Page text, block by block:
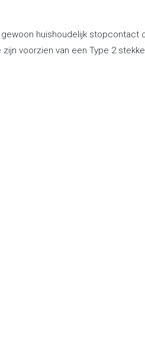
huishoudelijk stopcontact
voorzien van een Type 2